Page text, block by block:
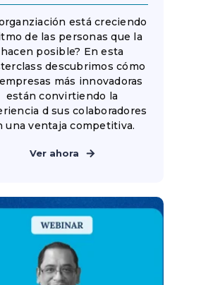
está creciendo
de las personas que la
hacen posible? En esta
descubrimos cómo
más innovadoras
están convirtiendo la
d sus colaboradores
una ventaja competitiva.
Ver ahora